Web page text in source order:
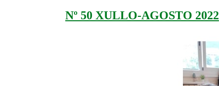
Nº 50 XULLO-AGOSTO 2022